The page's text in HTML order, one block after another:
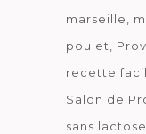
marseille
poulet
recette
Salon de
sans lactose